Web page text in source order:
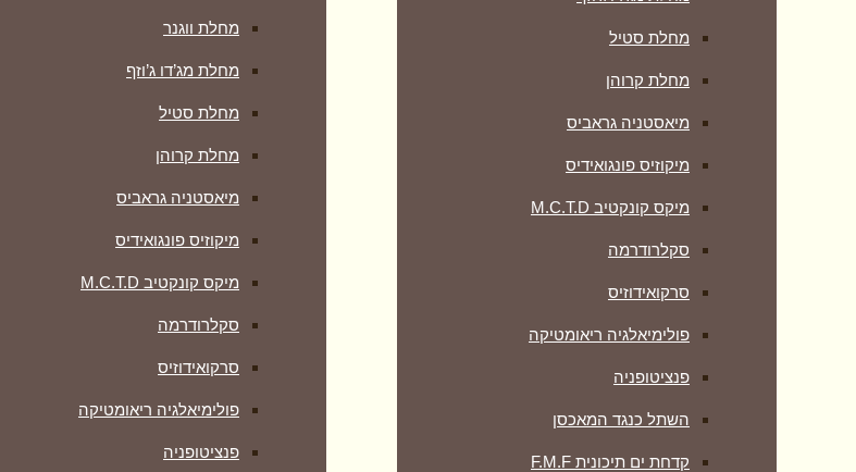
מחלת סטיל
מחלת קרוהן
מיאסטניה גראביס
מיקוזיס פונגואידיס
מיקס קונקטיב M.C.T.D
סקלרודרמה
סרקואידוזיס
פולימיאלגיה ריאומטיקה
‏פנציטופניה
השתל כנגד המאכסן
קדחת ים תיכונית F.M.F
מחלת ווגנר
מחלת מג’דו ג’וזף
מחלת סטיל
מחלת קרוהן
מיאסטניה גראביס
מיקוזיס פונגואידיס
מיקס קונקטיב M.C.T.D
סקלרודרמה
סרקואידוזיס
פולימיאלגיה ריאומטיקה
‏פנציטופניה